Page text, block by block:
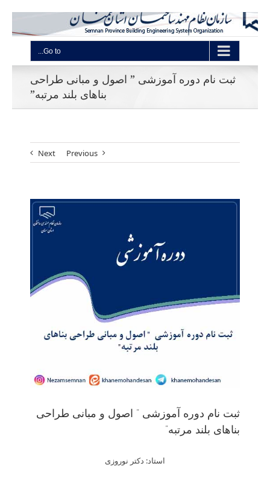
Go to...
ثبت نام دوره آموزشی ” اصول و مبانی طراحی
بناهای بلند مرتبه”
Previous
Next
View
ثبت نام دوره آموزشی ” اصول و مبانی طراحی
بناهای بلند مرتبه”
استاد: دکتر نوروزی